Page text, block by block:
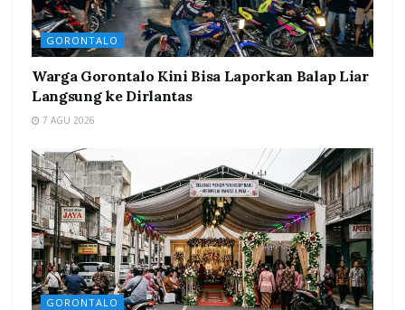
GORONTALO
Warga Gorontalo Kini Bisa Laporkan Balap Liar
Langsung ke Dirlantas
7 AGU 2026
GORONTALO